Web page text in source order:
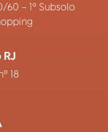
60 – 1º Subsolo
18